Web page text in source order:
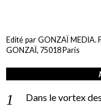
Edité par GONZAÏ MEDIA.
GONZAÏ, 75018 Paris
Dans le vortex